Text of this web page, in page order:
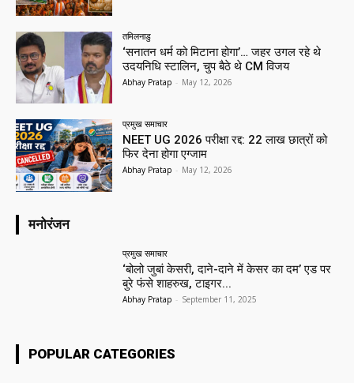
तमिलनाडु
‘सनातन धर्म को मिटाना होगा’… जहर उगल रहे थे
उदयनिधि स्टालिन, चुप बैठे थे CM विजय
Abhay Pratap - May 12, 2026
प्रमुख समाचार‎
NEET UG 2026 परीक्षा रद्द: 22 लाख छात्रों को
फिर देना होगा एग्जाम
Abhay Pratap - May 12, 2026
मनोरंजन
प्रमुख समाचार‎
‘बोलो जुबां केसरी, दाने-दाने में केसर का दम’ एड पर
बुरे फंसे शाहरुख, टाइगर...
Abhay Pratap - September 11, 2025
POPULAR CATEGORIES